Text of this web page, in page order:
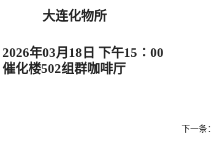
大连化物所
2026年03月18日 下午15∶00
化楼502组群咖啡厅
下一条